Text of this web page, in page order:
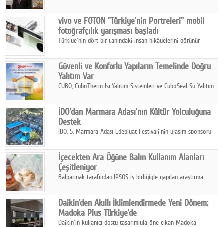
Çelik FAVÖK Marjını %16,1'e yükseltti.
vivo ve FOTON "Türkiye'nin Portreleri" mobil
fotoğrafçılık yarışması başladı
Türkiye'nin dört bir yanındaki insan hikâyelerini görünür
insanını, kültürünü ve yaşamını portre fotoğraflarıyla
anlatmaya davet ediyor.
Güvenli ve Konforlu Yapıların Temelinde Doğru
Yalıtım Var
CUBO, CuboTherm Isı Yalıtım Sistemleri ve CuboSeal Su Yalıtım
ve sürdürülebilir çözümler sunuyor.
İDO'dan Marmara Adası'nın Kültür Yolculuğuna
Destek
İDO, 5. Marmara Adası Edebiyat Festivali'nin ulaşım sponsoru
ettiriyor.
İçecekten Ara Öğüne Balın Kullanım Alanları
Çeşitleniyor
Balparmak tarafından IPSOS iş birliğiyle yapılan araştırma
ıhlamur gibi içeceklerde tercih ettiğini ortaya koyuyor.
Daikin'den Akıllı İklimlendirmede Yeni Dönem:
Madoka Plus Türkiye'de
Daikin'in kullanıcı dostu tasarımıyla öne çıkan Madoka